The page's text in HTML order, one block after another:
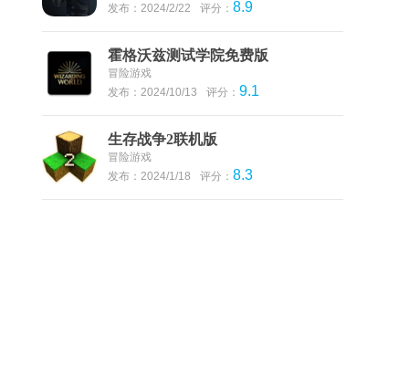
发布：2024/2/22
评分： 8.9
霍格沃兹测试学院免费版
冒险游戏
发布：2024/10/13
评分： 9.1
生存战争2联机版
冒险游戏
发布：2024/1/18
评分： 8.3